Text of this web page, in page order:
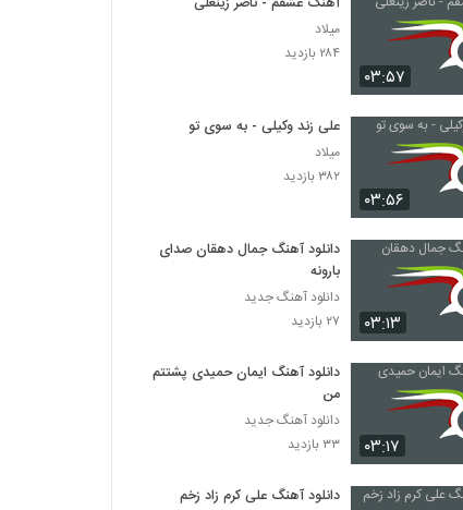
۰۳:۵۷
میلاد
۲۸۴ بازدید
۰۳:۵۶
علی زند وکیلی - به سوی تو
میلاد
۳۸۲ بازدید
۰۳:۱۳
دانلود آهنگ جمال دهقان صدای
بارونه
دانلود آهنگ جدید
۲۷ بازدید
۰۳:۱۷
دانلود آهنگ ایمان حمیدی پشتتم
من
دانلود آهنگ جدید
۳۳ بازدید
دانلود آهنگ علی کرم زاد زخم